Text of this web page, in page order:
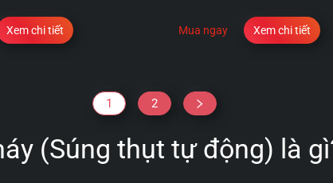
Xem chi tiết Mua ngay Xem chi tiết
1 2
(Súng thụt tự động) là